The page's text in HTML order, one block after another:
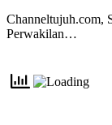
Channeltujuh.com,
Perwakilan…